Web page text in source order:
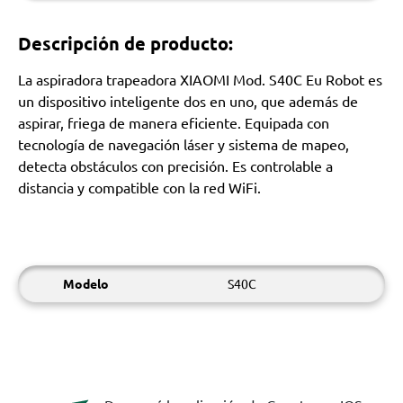
Descripción de producto:
La aspiradora trapeadora XIAOMI Mod. S40C Eu Robot es
un dispositivo inteligente dos en uno, que además de
aspirar, friega de manera eficiente. Equipada con
tecnología de navegación láser y sistema de mapeo,
detecta obstáculos con precisión. Es controlable a
distancia y compatible con la red WiFi.
Modelo S40C